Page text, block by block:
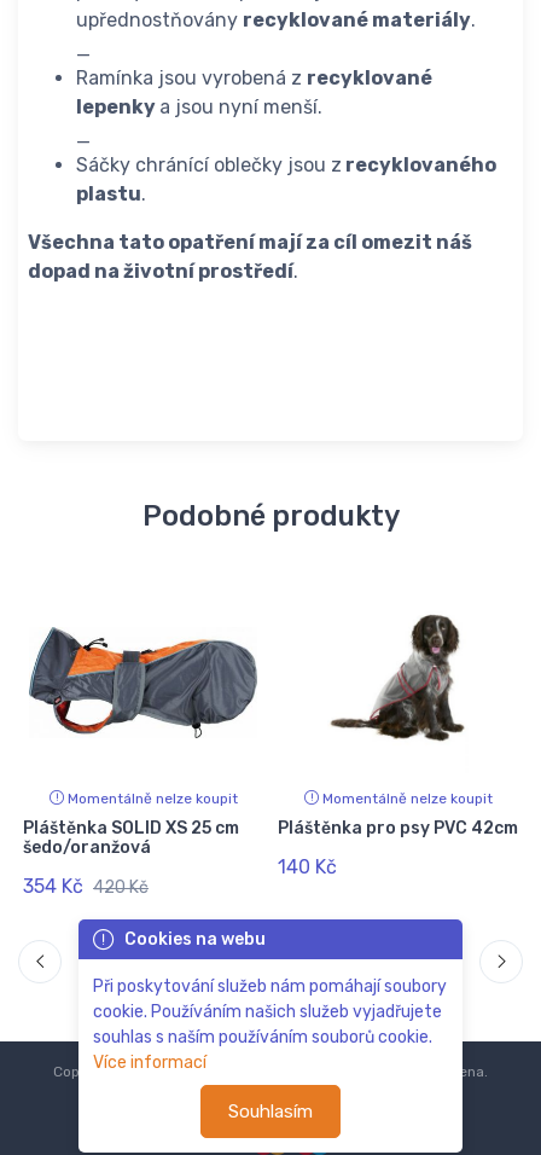
upřednostňovány recyklované materiály.
_
Ramínka jsou vyrobená z recyklované
lepenky a jsou nyní menší.
_
Sáčky chránící oblečky jsou z recyklovaného
plastu.
Všechna tato opatření mají za cíl omezit náš
dopad na životní prostředí.
Podobné produkty
Momentálně nelze koupit
Pláštěnka SOLID XS 25 cm
šedo/oranžová
354 Kč 420 Kč
Momentálně nelze koupit
Pláštěnka pro psy PVC 42cm
140 Kč
Cookies na webu
Při poskytování služeb nám pomáhají soubory
cookie. Používáním našich služeb vyjadřujete
souhlas s naším používáním souborů cookie.
Více informací
Souhlasím
Copyright © 2018-2024 Všechna práva vyhrazena.